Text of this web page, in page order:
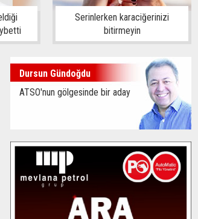
Serinlerken karaciğerinizi
bitirmeyin
Dursun Gündoğdu
ATSO'nun gölgesinde bir aday